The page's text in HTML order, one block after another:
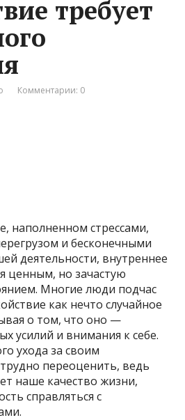
требует
Комментарии: 0
наполненном стрессами,
и бесконечными
деятельности, внутреннее
ценным, но зачастую
Многие люди подчас
как нечто случайное
о том, что оно —
усилий и внимания к себе.
ухода за своим
переоценить, ведь
наше качество жизни,
справляться с